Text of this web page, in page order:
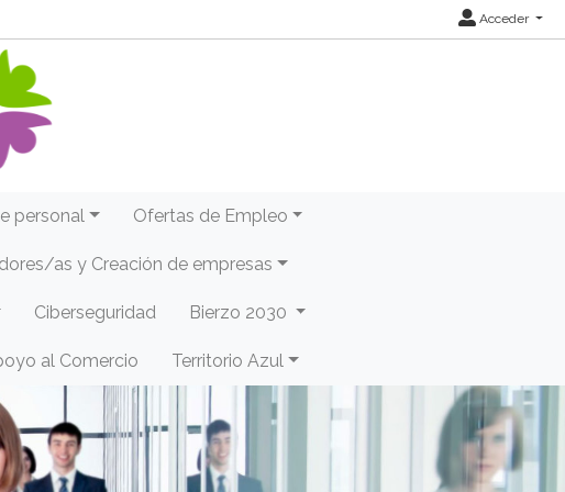
Acceder
personal Ofertas de Empleo
as y Creación de empresas
Ciberseguridad Bierzo 2030
al Comercio Territorio Azul